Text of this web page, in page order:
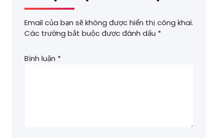
Email của bạn sẽ không được hiển thị công khai.
Các trường bắt buộc được đánh dấu *
Bình luận *